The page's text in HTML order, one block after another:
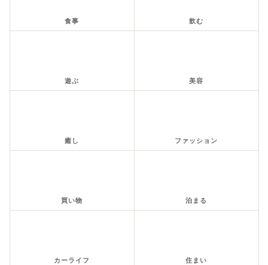
食事 飲む
遊ぶ 美容
癒し ファッション
買い物 泊まる
カーライフ 住まい